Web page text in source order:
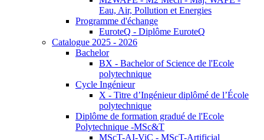
Eau, Air, Pollution et Energies
Programme d'échange
EuroteQ - Diplôme EuroteQ
Catalogue 2025 - 2026
Bachelor
BX - Bachelor of Science de l'Ecole
polytechnique
Cycle Ingénieur
X - Titre d’Ingénieur diplômé de l’École
polytechnique
Diplôme de formation gradué de l'Ecole
Polytechnique -MSc&T
MScT-AI-ViC - MScT-Artificial